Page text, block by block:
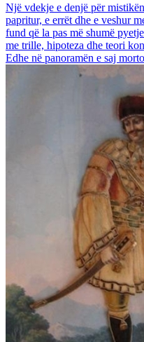
Një vdekje e denjë për
papritur, e errët dhe e veshur
fund që la pas më shumë
me trille, hipoteza dhe teori
Edhe në panoramën e saj